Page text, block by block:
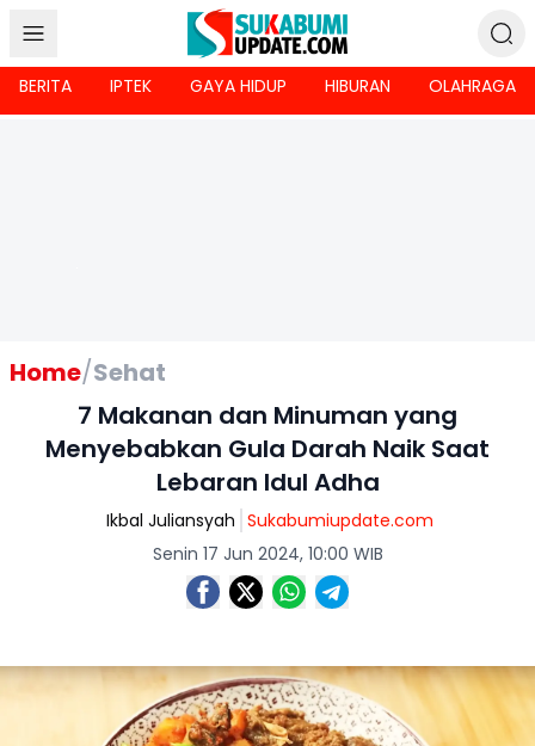
BERITA IPTEK GAYA HIDUP HIBURAN OLAHRAGA
Home/Sehat
7 Makanan dan Minuman yang
Menyebabkan Gula Darah Naik Saat
Lebaran Idul Adha
Ikbal Juliansyah Sukabumiupdate.com
Senin 17 Jun 2024, 10:00 WIB